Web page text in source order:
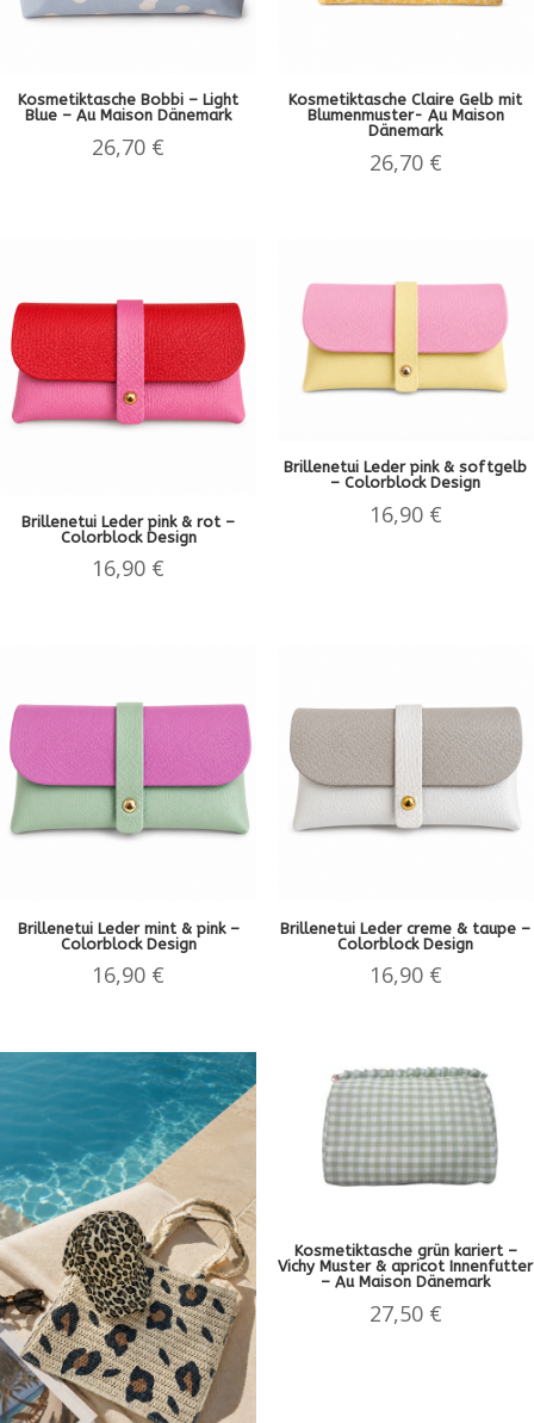
Kosmetiktasche Bobbi – Light
Blue – Au Maison Dänemark
26,70 €
Kosmetiktasche Claire Gelb mit
Blumenmuster- Au Maison
Dänemark
26,70 €
Brillenetui Leder pink & rot –
Colorblock Design
16,90 €
Brillenetui Leder pink & softgelb
– Colorblock Design
16,90 €
Brillenetui Leder mint & pink –
Colorblock Design
16,90 €
Brillenetui Leder creme & taupe –
Colorblock Design
16,90 €
Kosmetiktasche grün kariert –
Vichy Muster & apricot Innenfutter
– Au Maison Dänemark
27,50 €